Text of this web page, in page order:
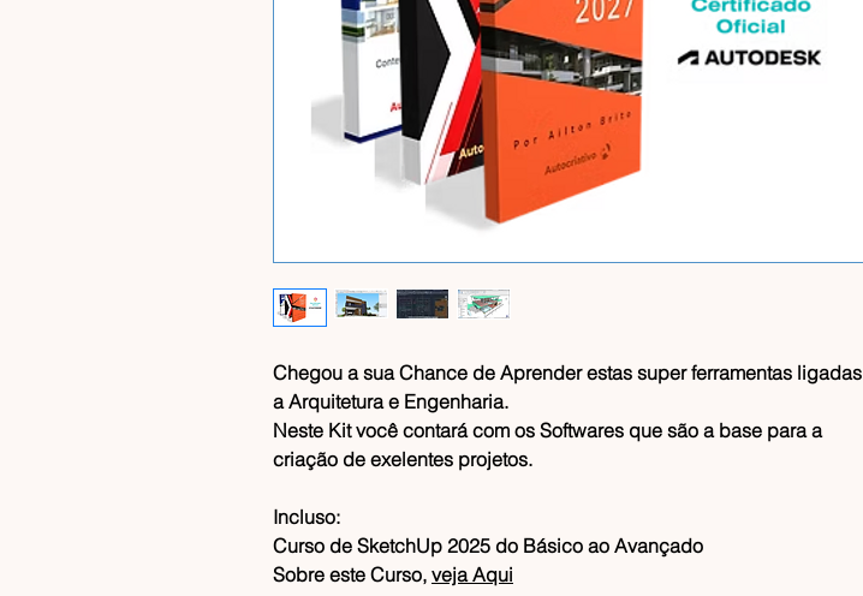
Chegou a sua Chance de Aprender estas super ferramentas ligadas
a Arquitetura e Engenharia.
Neste Kit você contará com os Softwares que são a base para a
criação de exelentes projetos.
Incluso:
Curso de SketchUp 2025 do Básico ao Avançado
Sobre este Curso, veja Aqui